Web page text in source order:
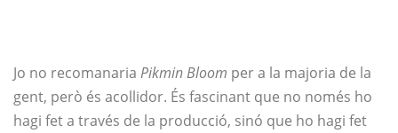
Jo no recomanaria Pikmin Bloom per a la majoria de la
gent, però és acollidor. És fascinant que no només ho
hagi fet a través de la producció, sinó que ho hagi fet